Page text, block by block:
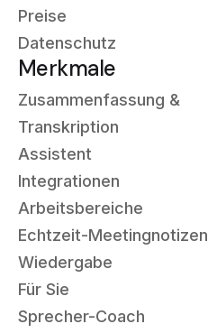
Preise
Datenschutz
Merkmale
Zusammenfassung &
Transkription
Assistent
Integrationen
Arbeitsbereiche
Echtzeit-Meetingnotizen
Wiedergabe
Für Sie
Sprecher-Coach